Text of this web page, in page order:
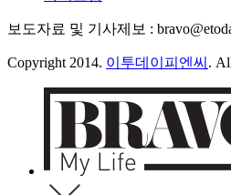
보도자료 및 기사제보 :
Copyright 2014. 이투데이피엔씨 .